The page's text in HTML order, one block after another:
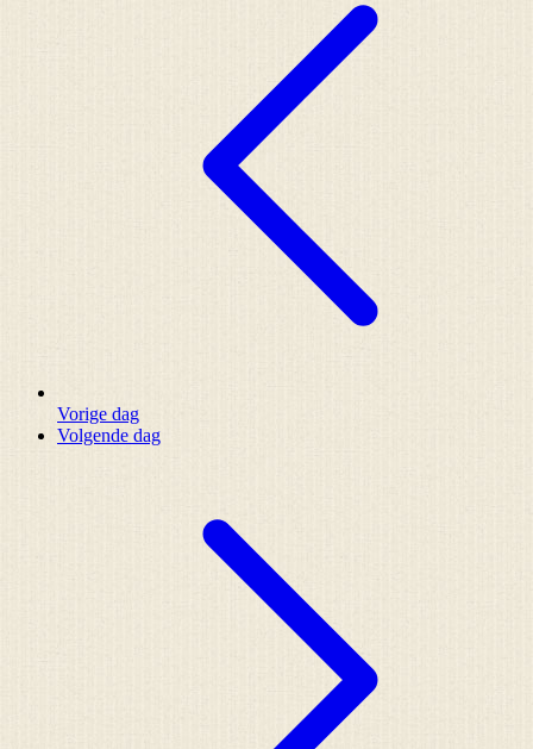
Vorige dag
Volgende dag